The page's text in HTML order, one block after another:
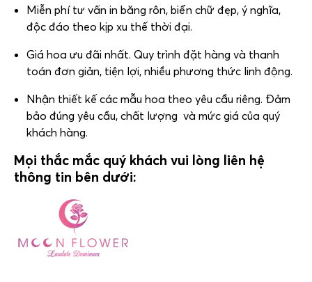
Miễn phí tư vấn in băng rôn, biển chữ đẹp, ý nghĩa,
độc đáo theo kịp xu thế thời đại.
Giá hoa ưu đãi nhất. Quy trình đặt hàng và thanh
toán đơn giản, tiện lợi, nhiều phương thức linh động.
Nhận thiết kế các mẫu hoa theo yêu cầu riêng. Đảm
bảo đúng yêu cầu, chất lượng và mức giá của quý
khách hàng.
Mọi thắc mắc quý khách vui lòng liên hệ
thông tin bên dưới: